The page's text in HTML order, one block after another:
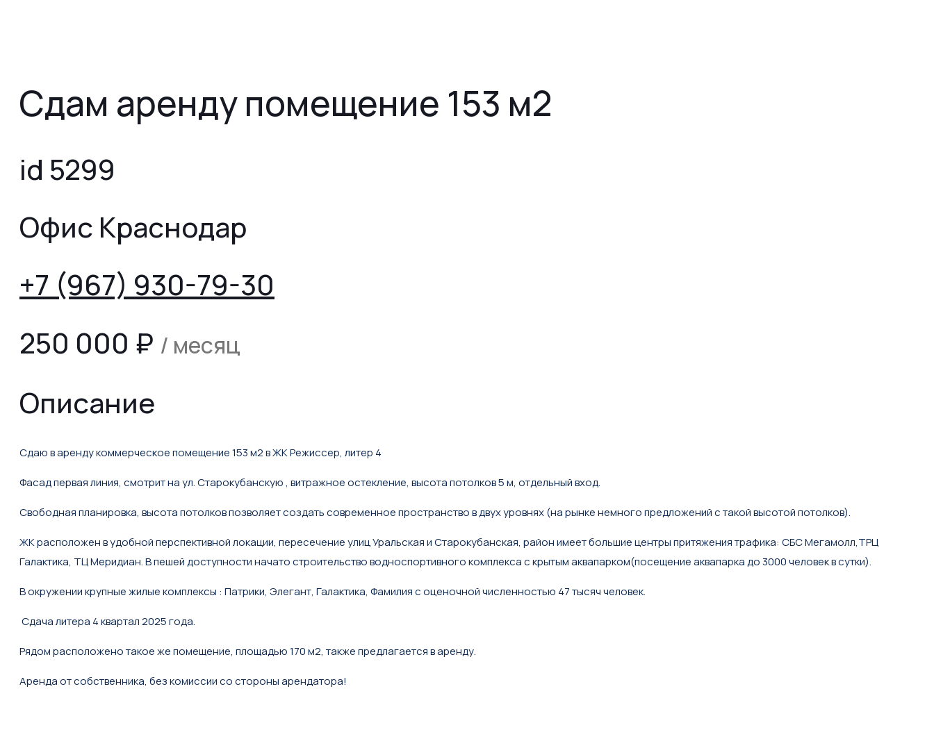
Сдам аренду помещение 153 м2
id 5299
Офис Краснодар
+7 (967) 930-79-30
250 000 ₽ / месяц
Описание
Сдаю в аренду коммерческое помещение 153 м2 в ЖК Режиссер, литер 4
Фасад первая линия, смотрит на ул. Старокубанскую , витражное остекление, высота потолков 5 м, отдельный вход.
Свободная планировка, высота потолков позволяет создать современное пространство в двух уровнях (на рынке немного предложений с такой высотой потолков).
ЖК расположен в удобной перспективной локации, пересечение улиц Уральская и Старокубанская, район имеет большие центры притяжения трафика: СБС Мегамолл,ТРЦ
Галактика, ТЦ Меридиан. В пешей доступности начато строительство водноспортивного комплекса с крытым аквапарком(посещение аквапарка до 3000 человек в сутки).
В окружении крупные жилые комплексы : Патрики, Элегант, Галактика, Фамилия с оценочной численностью 47 тысяч человек.
Сдача литера 4 квартал 2025 года.
Рядом расположено такое же помещение, площадью 170 м2, также предлагается в аренду.
Аренда от собственника, без комиссии со стороны арендатора!